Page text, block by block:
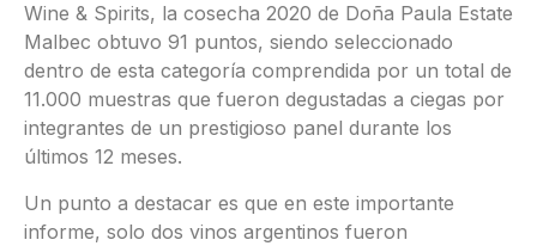
Wine & Spirits, la cosecha 2020 de Doña Paula Estate
Malbec obtuvo 91 puntos, siendo seleccionado
dentro de esta categoría comprendida por un total de
11.000 muestras que fueron degustadas a ciegas por
integrantes de un prestigioso panel durante los
últimos 12 meses.
Un punto a destacar es que en este importante
informe, solo dos vinos argentinos fueron